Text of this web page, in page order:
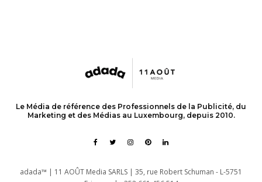
Le Média de référence des Professionnels de la Publicité, du
Marketing et des Médias au Luxembourg, depuis 2010.
adada™ | 11 AOÛT Media SARLS | 35, rue Robert Schuman - L-5751